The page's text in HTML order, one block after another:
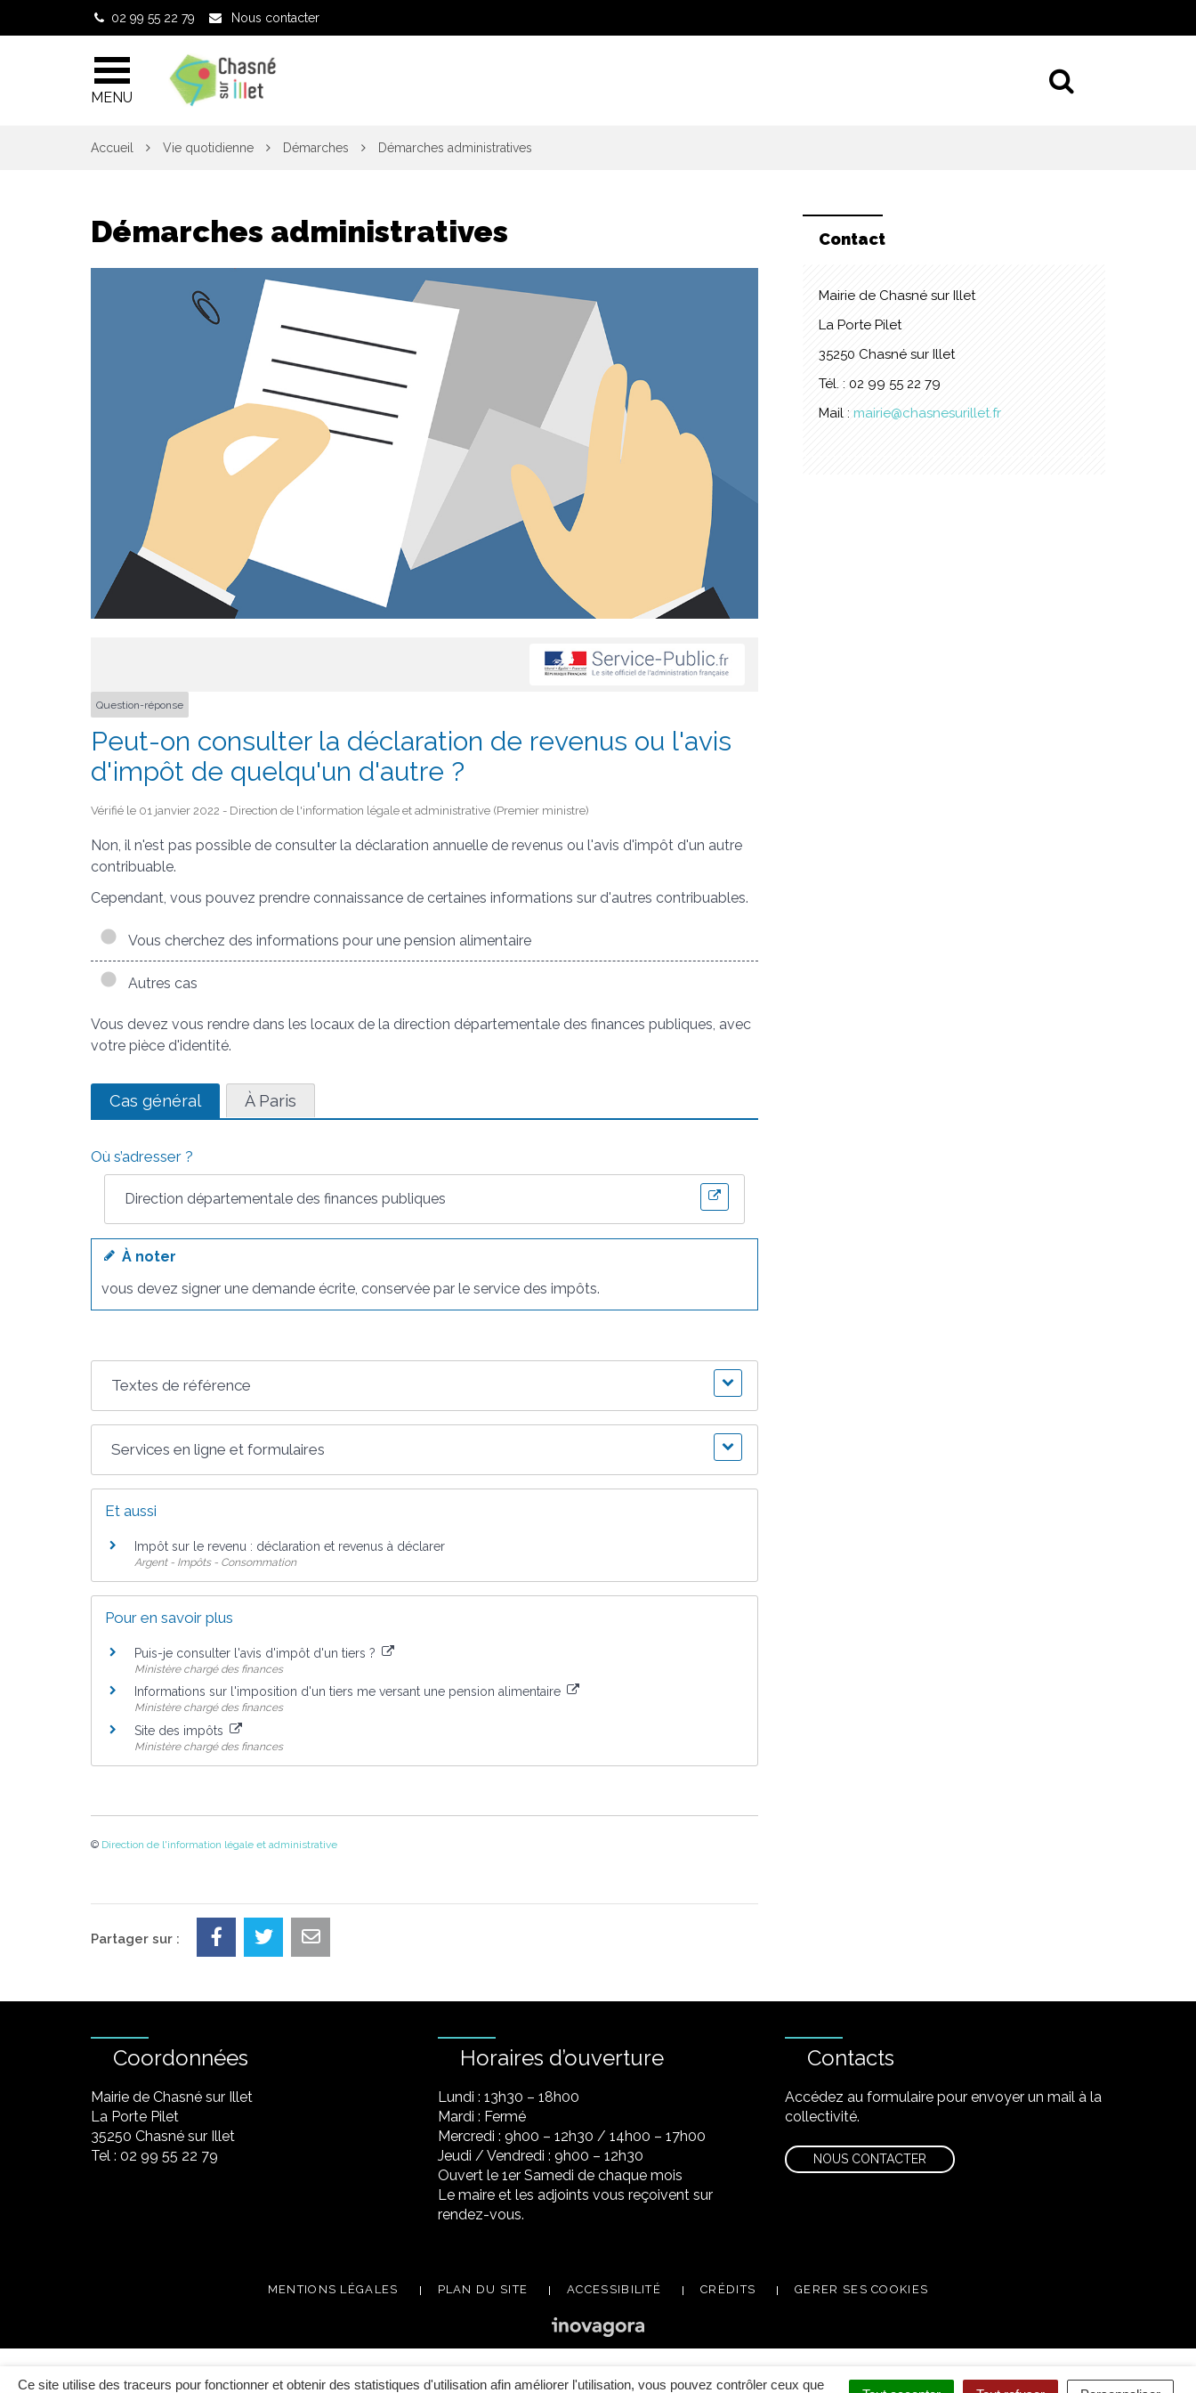
Ce site utilise des traceurs pour fonctionner et obtenir des statistiques d'utilisation afin améliorer l'utilisation, vous pouvez contrôler ceux que
02 99 55 22 79 Nous contacter
MENU
Accueil Vie quotidienne Démarches Démarches administratives
Démarches administratives
Question-réponse
Peut-on consulter la déclaration de revenus ou l'avis
d'impôt de quelqu'un d'autre ?
Vérifié le 01 janvier 2022 - Direction de l'information légale et administrative (Premier ministre)
Non, il n'est pas possible de consulter la déclaration annuelle de revenus ou l'avis d'impôt d'un autre
contribuable.
Cependant, vous pouvez prendre connaissance de certaines informations sur d'autres contribuables.
Vous cherchez des informations pour une pension alimentaire
Autres cas
Vous devez vous rendre dans les locaux de la direction départementale des finances publiques, avec
votre pièce d'identité.
Cas général À Paris
Où s’adresser ?
Direction départementale des finances publiques
À noter
vous devez signer une demande écrite, conservée par le service des impôts.
Textes de référence
Services en ligne et formulaires
Et aussi
Impôt sur le revenu : déclaration et revenus à déclarer
Argent - Impôts - Consommation
Pour en savoir plus
Puis-je consulter l'avis d'impôt d'un tiers ?
Ministère chargé des finances
Informations sur l'imposition d'un tiers me versant une pension alimentaire
Ministère chargé des finances
Site des impôts
Ministère chargé des finances
© Direction de l'information légale et administrative
Contact
Mairie de Chasné sur Illet
La Porte Pilet
35250 Chasné sur Illet
Tél. : 02 99 55 22 79
Mail : mairie@chasnesurillet.fr
Partager sur :
Coordonnées
Mairie de Chasné sur Illet
La Porte Pilet
35250 Chasné sur Illet
Tel : 02 99 55 22 79
Horaires d’ouverture
Lundi : 13h30 – 18h00
Mardi : Fermé
Mercredi : 9h00 – 12h30 / 14h00 – 17h00
Jeudi / Vendredi : 9h00 – 12h30
Ouvert le 1er Samedi de chaque mois
Le maire et les adjoints vous reçoivent sur
rendez-vous.
Contacts
Accédez au formulaire pour envoyer un mail à la
collectivité.
NOUS CONTACTER
MENTIONS LÉGALES PLAN DU SITE ACCESSIBILITÉ CRÉDITS GERER SES COOKIES